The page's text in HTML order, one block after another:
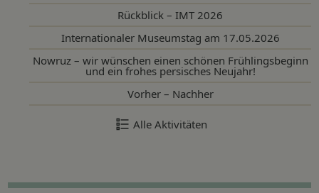
Rückblick – IMT 2026
Internationaler Museumstag am 17.05.2026
Nowruz – wir wünschen einen schönen Frühlingsbeginn
und ein frohes persisches Neujahr!
Vorher – Nachher
Alle Aktivitäten